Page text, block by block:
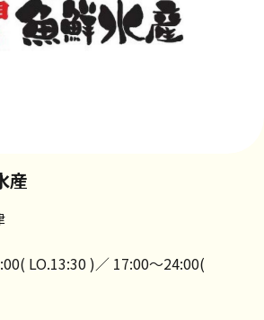
産
LO.13:30 )／ 17:00～24:00(